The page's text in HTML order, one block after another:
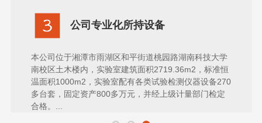
公司专业化所持设备
本公司位于湘潭市雨湖区和平街道桃园路湖南科技大学
南校区土木楼内，实验室建筑面积2719.36m2，标准恒
温面积1000m2，实验室配有各类试验检测仪器设备270
多台套，固定资产800多万元，并经上级计量部门检定
合格。...